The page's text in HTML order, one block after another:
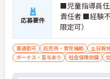
応募要件
■児童指導員
責任者 ■経験
限定可）
車通勤可 託児所・育児補助 土日祝
ボーナス・賞与あり
社会保険完備